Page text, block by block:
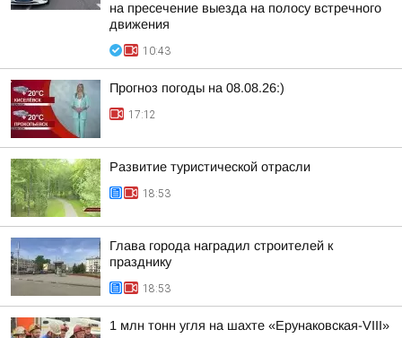
на пресечение выезда на полосу встречного
движения
10:43
Прогноз погоды на 08.08.26:)
17:12
Развитие туристической отрасли
18:53
Глава города наградил строителей к
празднику
18:53
1 млн тонн угля на шахте «Ерунаковская-VIII»